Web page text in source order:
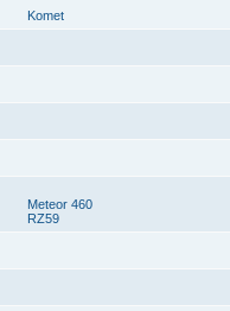
Komet
Meteor 460
RZ59